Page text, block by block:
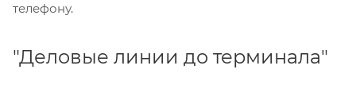
телефону.
"Деловые линии до терминала"